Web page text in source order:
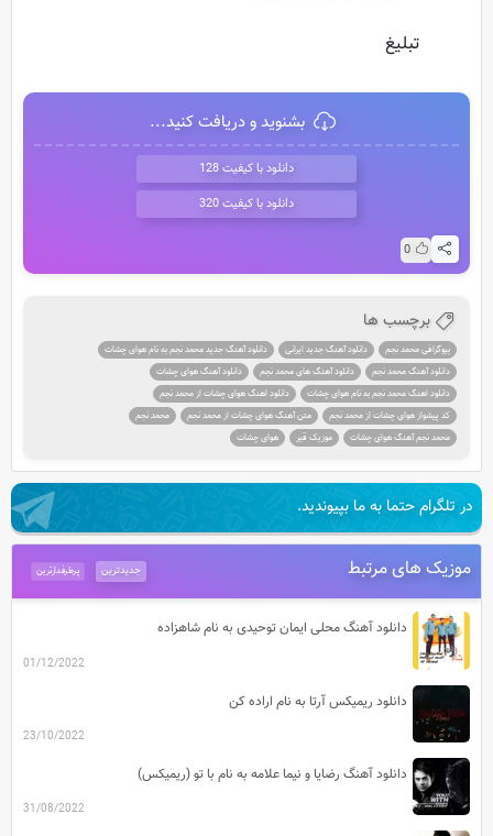
تبلیغ
بشنوید و دریافت کنید...
دانلود با کیفیت 128
دانلود با کیفیت 320
0
برچسب ها
بیوگرافی محمد نجم دانلود آهنگ جدید ایرانی
دانلود آهنگ جدید محمد نجم به نام هوای چشات
دانلود آهنگ محمد نجم
دانلود آهنگ های محمد نجم
دانلود آهنگ هوای چشات
دانلود اهنگ محمد نجم به نام هوای چشات
دانلود اهنگ هوای چشات از محمد نجم
کد پیشواز هوای چشات از محمد نجم
متن آهنگ هوای چشات از محمد نجم
محمد نجم
محمد نجم آهنگ هوای چشات
موزیک قیر هوای چشات
در تلگرام حتما به ما بپیوندید.
موزیک های مرتبط پرطرفدارترین جدیدترین
دانلود آهنگ محلی ایمان توحیدی به نام شاهزاده
01/12/2022
دانلود ریمیکس آرتا به نام اراده کن
23/10/2022
دانلود آهنگ رضایا و نیما علامه به نام با تو (ریمیکس)
31/08/2022